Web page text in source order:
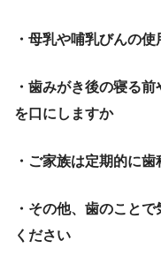
・母乳や哺乳びんの
・歯みがき後の寝る
を口にしますか
・ご家族は定期的に
・その他、歯のこと
ください